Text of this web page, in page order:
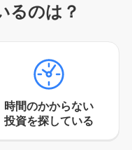
るのは？
時間のかからない
投資を探している